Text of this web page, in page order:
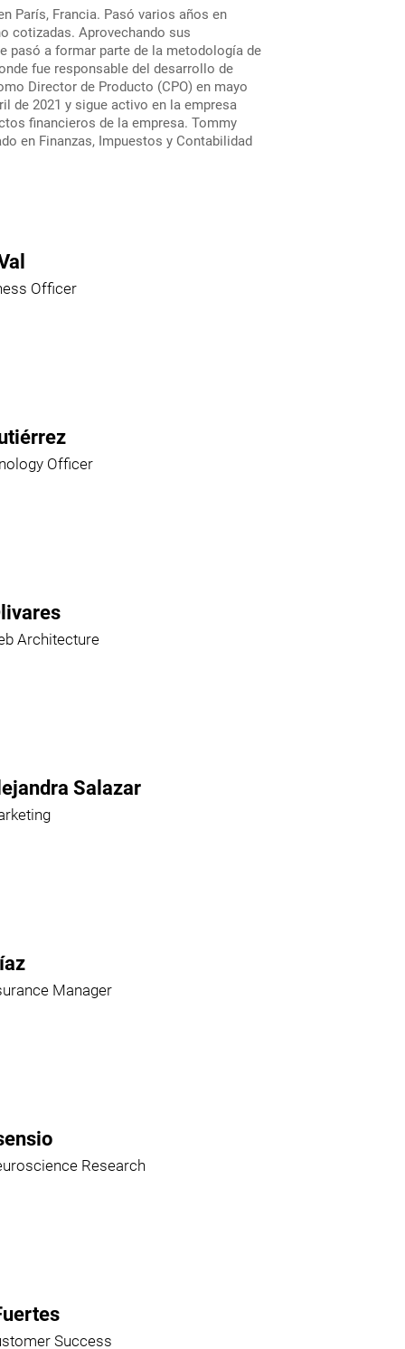
París, Francia. Pasó varios años en
cotizadas. Aprovechando sus
pasó a formar parte de la metodología de
fue responsable del desarrollo de
Director de Producto (CPO) en mayo
de 2021 y sigue activo en la empresa
financieros de la empresa. Tommy
en Finanzas, Impuestos y Contabilidad
Officer
Officer
Architecture
Salazar
Manager
Research
Success